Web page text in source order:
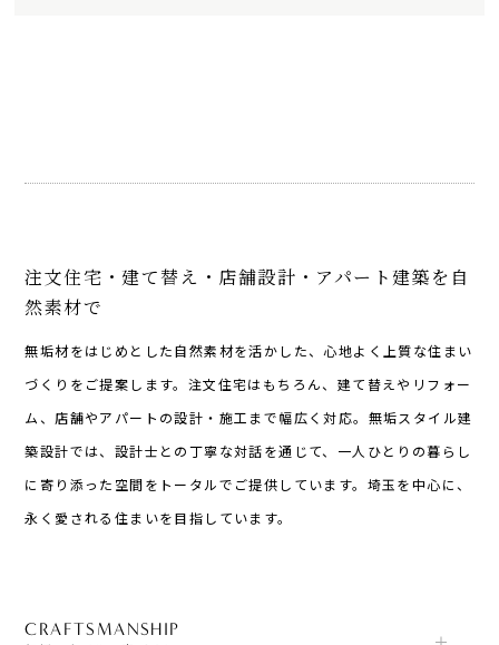
注文住宅・建て替え・店舗設計・アパート建築を自
然素材で
無垢材をはじめとした自然素材を活かした、心地よく上質な住まい
づくりをご提案します。注文住宅はもちろん、建て替えやリフォー
ム、店舗やアパートの設計・施工まで幅広く対応。無垢スタイル建
築設計では、設計士との丁寧な対話を通じて、一人ひとりの暮らし
に寄り添った空間をトータルでご提供しています。埼玉を中心に、
永く愛される住まいを目指しています。
CRAFTSMANSHIP